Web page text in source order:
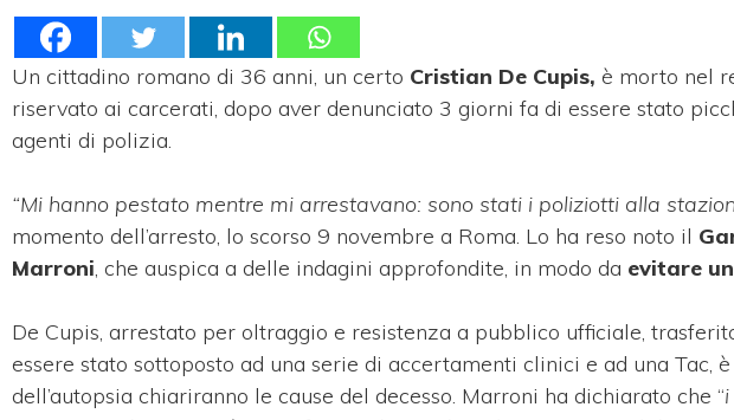
Un cittadino romano di 36 anni, un certo Cristian De Cupis, è morto nel
riservato ai carcerati, dopo aver denunciato 3 giorni fa di essere stato
agenti di polizia.
“Mi hanno pestato mentre mi arrestavano: sono stati i poliziotti alla
momento dell’arresto, lo scorso 9 novembre a Roma. Lo ha reso noto il
Marroni , che auspica a delle indagini approfondite, in modo da evitare
De Cupis, arrestato per oltraggio e resistenza a pubblico ufficiale,
essere stato sottoposto ad una serie di accertamenti clinici e ad una Tac,
dell’autopsia chiariranno le cause del decesso. Marroni ha dichiarato che “